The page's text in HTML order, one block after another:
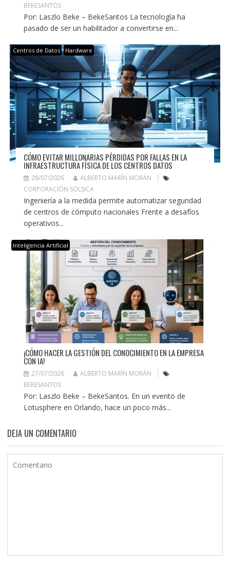
BEKESANTOS
Por: Laszlo Beke – BekeSantos La tecnología ha
pasado de ser un habilitador a convertirse en...
Centros de Datos Hardware
CÓMO EVITAR MILLONARIAS PÉRDIDAS POR FALLAS EN LA
INFRAESTRUCTURA FÍSICA DE LOS CENTROS DATOS
28/07/2026
ALBERTO MARÍN MORÁN
CORPORACIÓN SOLSICA
Ingeniería a la medida permite automatizar seguridad
de centros de cómputo nacionales Frente a desafíos
operativos...
Inteligencia Artificial
¡CÓMO HACER LA GESTIÓN DEL CONOCIMIENTO EN LA EMPRESA
CON IA!
27/07/2026
ALBERTO MARÍN MORÁN
BEKESANTOS
Por: Laszlo Beke – BekeSantos. En un evento de
Lotusphere en Orlando, hace un poco más...
DEJA UN COMENTARIO